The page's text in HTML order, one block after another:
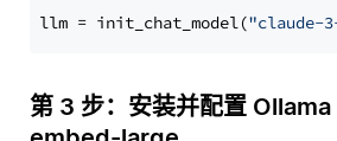
llm = init_chat_model("claude-
第 3 步：安装并配置